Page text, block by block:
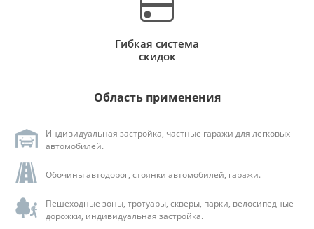
Гибкая система
скидок
Область применения
Индивидуальная застройка, частные гаражи для легковых
автомобилей.
Обочины автодорог, стоянки автомобилей, гаражи.
Пешеходные зоны, тротуары, скверы, парки, велосипедные
дорожки, индивидуальная застройка.